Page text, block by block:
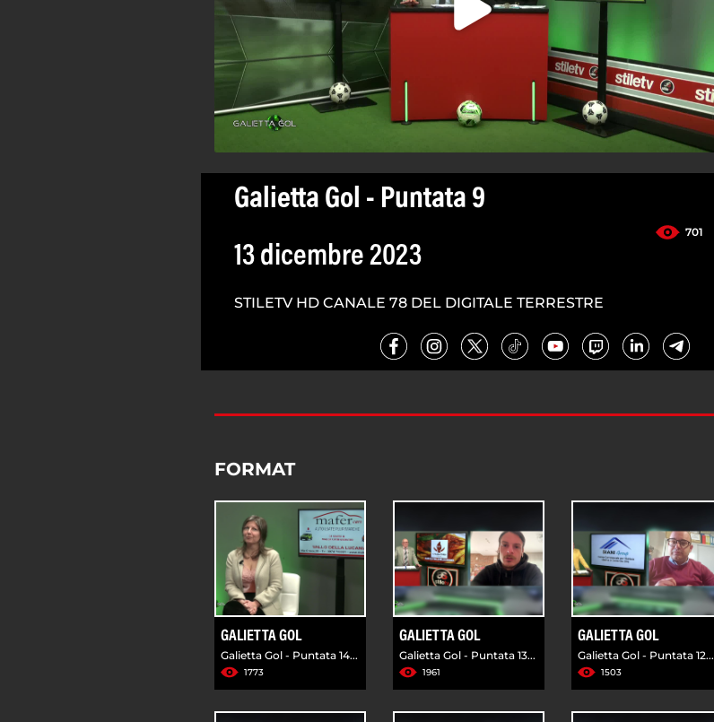
Galietta Gol - Puntata 9
701
13 dicembre 2023
STILETV HD CANALE 78 DEL DIGITALE TERRESTRE
FORMAT
GALIETTA GOL
Galietta Gol - Puntata 14...
1773
GALIETTA GOL
Galietta Gol - Puntata 13...
1961
GALIETTA GOL
Galietta Gol - Puntata 12...
1503